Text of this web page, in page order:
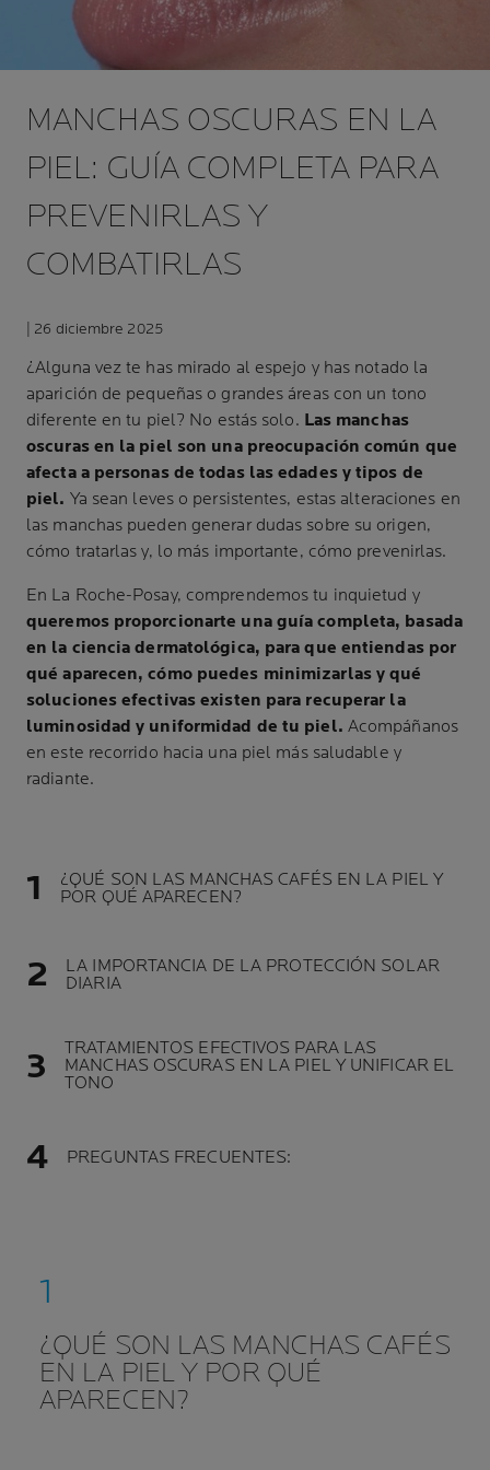
MANCHAS OSCURAS EN LA
PIEL: GUÍA COMPLETA PARA
PREVENIRLAS Y
COMBATIRLAS
| 26 diciembre 2025
¿Alguna vez te has mirado al espejo y has notado la
aparición de pequeñas o grandes áreas con un tono
diferente en tu piel? No estás solo. Las manchas
oscuras en la piel son una preocupación común que
afecta a personas de todas las edades y tipos de
piel. Ya sean leves o persistentes, estas alteraciones en
las manchas pueden generar dudas sobre su origen,
cómo tratarlas y, lo más importante, cómo prevenirlas.
En La Roche-Posay, comprendemos tu inquietud y
queremos proporcionarte una guía completa, basada
en la ciencia dermatológica, para que entiendas por
qué aparecen, cómo puedes minimizarlas y qué
soluciones efectivas existen para recuperar la
luminosidad y uniformidad de tu piel. Acompáñanos
en este recorrido hacia una piel más saludable y
radiante.
¿QUÉ SON LAS MANCHAS CAFÉS EN LA PIEL Y
POR QUÉ APARECEN?
LA IMPORTANCIA DE LA PROTECCIÓN SOLAR
DIARIA
TRATAMIENTOS EFECTIVOS PARA LAS
MANCHAS OSCURAS EN LA PIEL Y UNIFICAR EL
TONO
PREGUNTAS FRECUENTES:
¿QUÉ SON LAS MANCHAS CAFÉS
EN LA PIEL Y POR QUÉ
APARECEN?